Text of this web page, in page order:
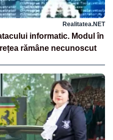
Realitatea.NET
informatic. Modul în
rămâne necunoscut